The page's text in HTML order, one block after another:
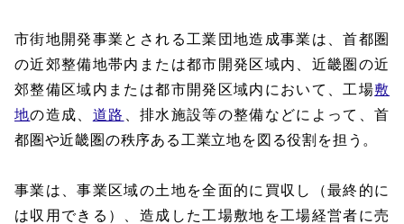
市街地開発事業とされる工業団地造成事業は、首都圏
の近郊整備地帯内または都市開発区域内、近畿圏の近
郊整備区域内または都市開発区域内において、工場敷
地の造成、 道路
、排水施設等の整備などによって、首
都圏や近畿圏の秩序ある工業立地を図る役割を担う。
事業は、事業区域の土地を全面的に買収し（最終的に
は収用できる）、造成した工場敷地を工場経営者に売